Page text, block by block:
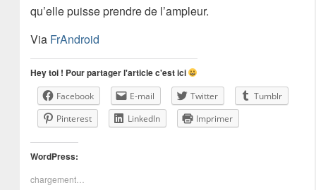
qu’elle puisse prendre de l’ampleur.
Via FrAndroid
Hey toi ! Pour partager l'article c'est ici
Facebook E-mail Twitter
Tumblr
Pinterest
LinkedIn Imprimer
WordPress:
chargement…